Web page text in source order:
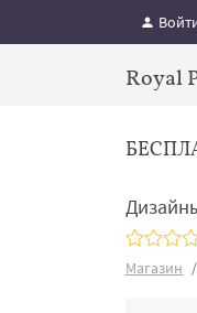
Royal
Магазин